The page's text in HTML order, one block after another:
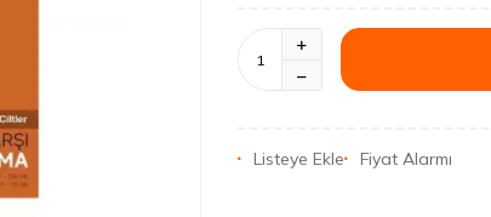
Listeye Ekle Fiyat Alarmı